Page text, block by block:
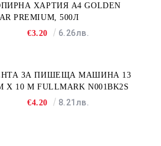
ХАРТИЯ A4 GOLDEN
PREMIUM, 500Л
€3.20
6.26лв.
ЗА ПИШЕЩА МАШИНА 13
X 10 M FULLMARK N001BK2S
€4.20
8.21лв.